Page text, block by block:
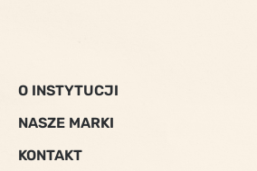
O INSTYTUCJI
NASZE MARKI
KONTAKT